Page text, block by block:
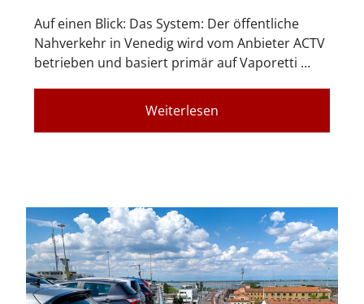
Auf einen Blick: Das System: Der öffentliche
Nahverkehr in Venedig wird vom Anbieter ACTV
betrieben und basiert primär auf Vaporetti …
Weiterlesen